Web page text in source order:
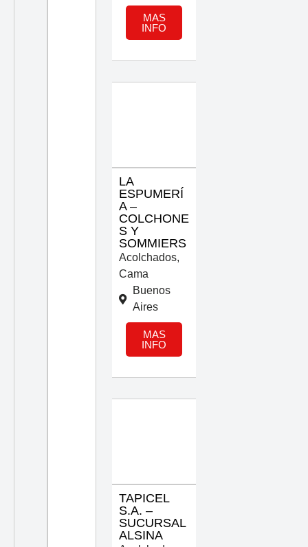
MAS
INFO
LA
ESPUMERÍ
A –
COLCHONE
S Y
SOMMIERS
Acolchados,
Cama
Buenos
Aires
MAS
INFO
TAPICEL
S.A. –
SUCURSAL
ALSINA